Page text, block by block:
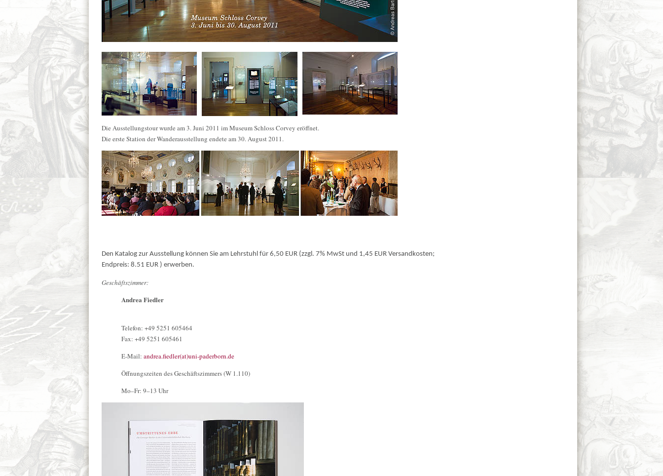
Die Ausstellungstour wurde am 3. Juni 2011 im Museum Schloss Corvey eröffnet.
Die erste Station der Wanderausstellung endete am 30. August 2011.
Den Katalog zur Ausstellung können Sie am Lehrstuhl für 6,50 EUR (zzgl. 7% MwSt und 1,45 EUR Versandkosten;
Endpreis: 8.51 EUR ) erwerben.
Geschäftszimmer:
Andrea Fiedler
Telefon: +49 5251 605464
Fax: +49 5251 605461
E-Mail: andrea.fiedler(at)uni-paderborn.de
Öffnungszeiten des Geschäftszimmers (W 1.110)
Mo–Fr: 9–13 Uhr